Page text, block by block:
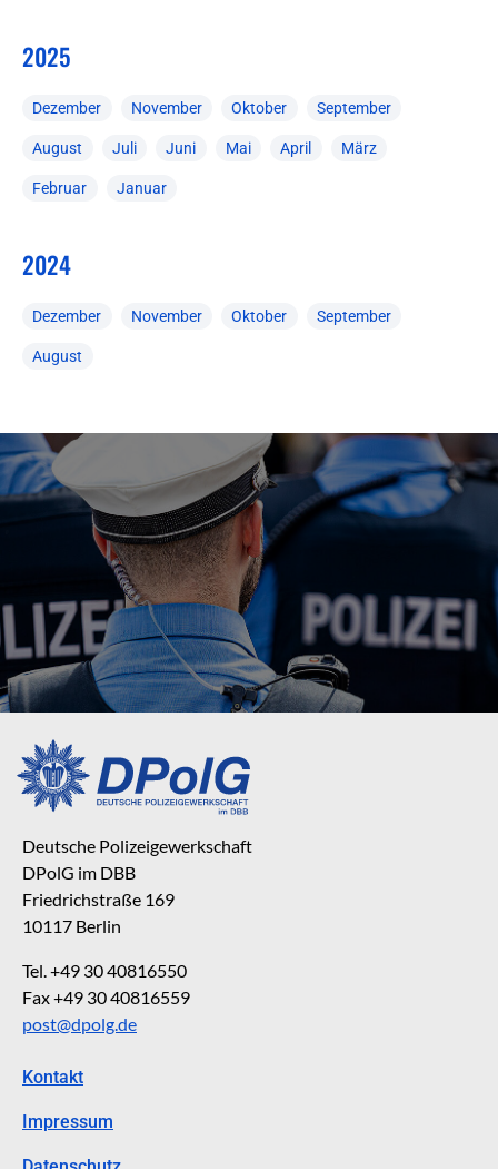
2025
Dezember November Oktober September
August Juli Juni Mai April März
Februar Januar
2024
Dezember November Oktober September
August
Deutsche Polizeigewerkschaft
DPolG im DBB
Friedrichstraße 169
10117 Berlin
Tel. +49 30 40816550
Fax +49 30 40816559
post@dpolg.de
Kontakt
Impressum